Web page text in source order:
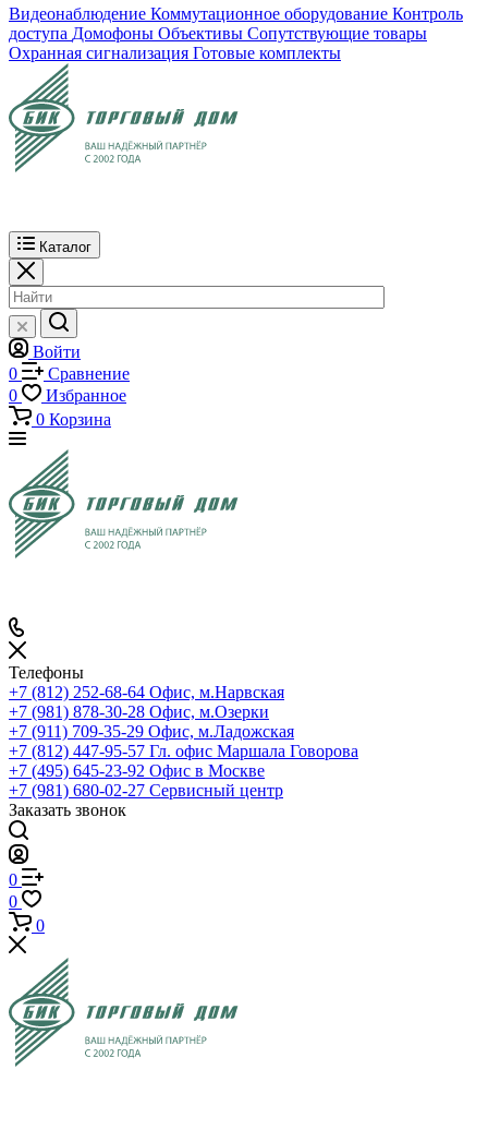
Видеонаблюдение Коммутационное оборудование Контроль
доступа Домофоны Объективы Сопутствующие товары
Охранная сигнализация Готовые комплекты
Каталог
Войти
0
Сравнение
0
Избранное
0 Корзина
Телефоны
+7 (812) 252-68-64 Офис, м.Нарвская
+7 (981) 878-30-28 Офис, м.Озерки
+7 (911) 709-35-29 Офис, м.Ладожская
+7 (812) 447-95-57 Гл. офис Маршала Говорова
+7 (495) 645-23-92 Офис в Москве
+7 (981) 680-02-27 Сервисный центр
Заказать звонок
0
0
0